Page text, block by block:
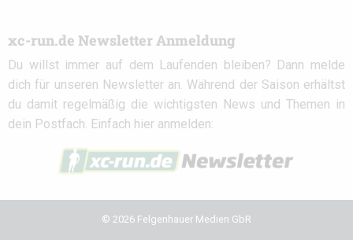
xc-run.de Newsletter Anmeldung
Du willst immer auf dem Laufenden bleiben? Dann melde
dich für unseren Newsletter an. Während der Saison erhältst
du damit regelmäßig die wichtigsten News und Themen in
dein Postfach. Einfach hier anmelden:
© 2026 Felgenhauer Medien GbR